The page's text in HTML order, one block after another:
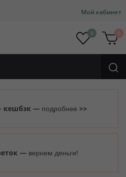
Мой кабинет
0 0
кешбэк — подробнее >>
— вернем деньги!